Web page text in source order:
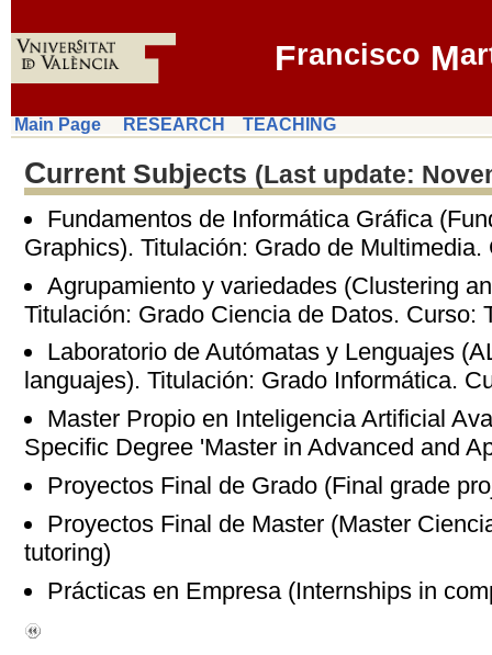
Francisco M
Main Page RESEARCH TEACHING
Current Subjects (Last update:
Fundamentos de Informática Gráfica
Graphics). Titulación: Grado de Multimedia.
Agrupamiento y variedades (Clustering
Titulación: Grado Ciencia de Datos. Curso:
Laboratorio de Autómatas y Lenguajes
languajes). Titulación: Grado Informática.
Master Propio en Inteligencia Artificial
Specific Degree 'Master in Advanced and
Proyectos Final de Grado (Final grade
Proyectos Final de Master (Master
tutoring)
Prácticas en Empresa (Internships in